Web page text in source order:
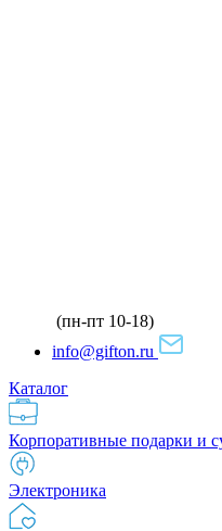
(пн-пт 10-18)
info@gifton.ru
Каталог
Корпоративные подарки и
Электроника